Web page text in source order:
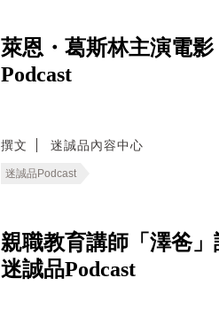
萊恩・葛斯林主演電
Podcast
撰文 迷誠品內容中心
迷誠品Podcast
親職教育講師「澤爸
迷誠品Podcast